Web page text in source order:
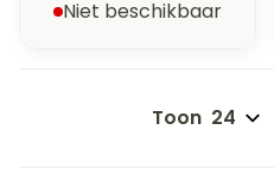
Niet beschikbaar
Toon